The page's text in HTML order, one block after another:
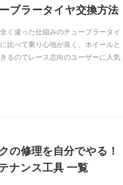
ブラータイヤ交換方法
く違った仕組みのチューブラータイ
比べて乗り心地が良く、ホイールと
るのでレース志向のユーザーに人気
の修理を自分でやる！
ナンス工具 一覧